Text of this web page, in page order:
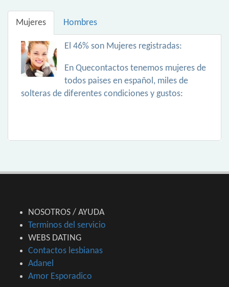
Mujeres Hombres
El 46% son Mujeres registradas:
En Quecontactos tenemos mujeres de
todos paises en español, miles de
solteras de diferentes condiciones y gustos:
NOSOTROS / AYUDA
Terminos del servicio
WEBS DATING
Contactos lesbianas
Adanel
Amor Esporadico